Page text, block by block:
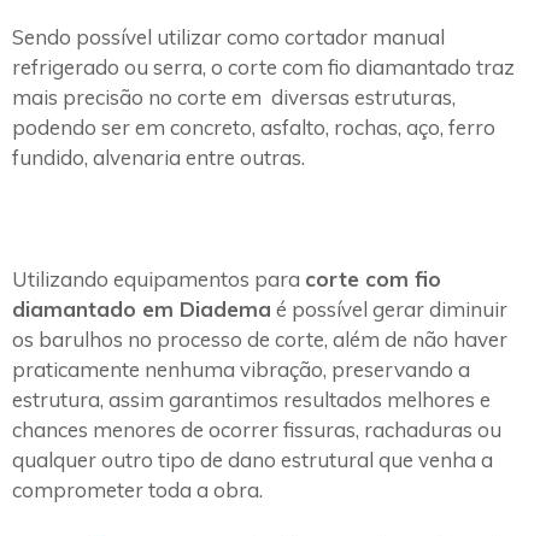
Sendo possível utilizar como cortador manual
refrigerado ou serra, o corte com fio diamantado traz
mais precisão no corte em diversas estruturas,
podendo ser em concreto, asfalto, rochas, aço, ferro
fundido, alvenaria entre outras.
Utilizando equipamentos para corte com fio
diamantado em Diadema é possível gerar diminuir
os barulhos no processo de corte, além de não haver
praticamente nenhuma vibração, preservando a
estrutura, assim garantimos resultados melhores e
chances menores de ocorrer fissuras, rachaduras ou
qualquer outro tipo de dano estrutural que venha a
comprometer toda a obra.